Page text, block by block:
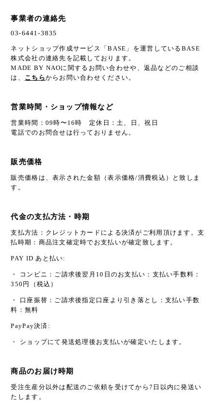
事業者の連絡先
ネットショップ作成サービス「BASE」を運営しているBASE
株式会社の連絡先を記載しております。
MADE BY NAOに関するお問い合わせや、返品などのご相談
は、 こちらからお問い合わせください。
営業時間・ショップ情報など
営業時間：09時〜16時 定休日：土、日、祝日
電話でのお問合せは行っておりません。
販売価格
販売価格は、表示された金額（表示価格/消費税込）と致しま
す。
代金の支払方法・時期
支払方法：クレジットカードによる決済がご利用頂けます。支
払時期：商品注文確定時でお支払いが確定致します。
PAY ID あと払い:
・ コンビニ：ご請求後翌月10日のお支払い：支払い手数料：
350円（税込）
・ 口座振替：ご請求後指定口座より引き落とし：支払い手数
料：無料
PayPay決済:
・ ショップにて発送処理後お支払いが確定いたします。
商品のお届け時期
受注生産分以外は配送のご依頼を受けてから7日以内に発送い
たします。